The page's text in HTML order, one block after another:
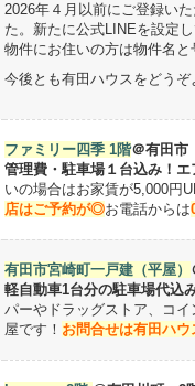
2026年４月以前にご登録い
た。新たに公式LINEを設定
物件にお住いの方は物件名と
今後とも有田ハウスをどうぞ
ファミリー四季 1階＠有田
管理費・駐車場１台込み！エ
いの場合はお家賃が5,000円
店はご予約が◎お電話からは
有田市宮崎町一戸建（平屋）
軽自動車1台分の駐車場代込
パーやドラッグストア、コ
屋です！ お問合せは有田ハウ